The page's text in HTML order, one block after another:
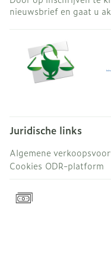
nieuwsbrief en gaat u
Juridische links
Algemene
Cookies ODR-platform